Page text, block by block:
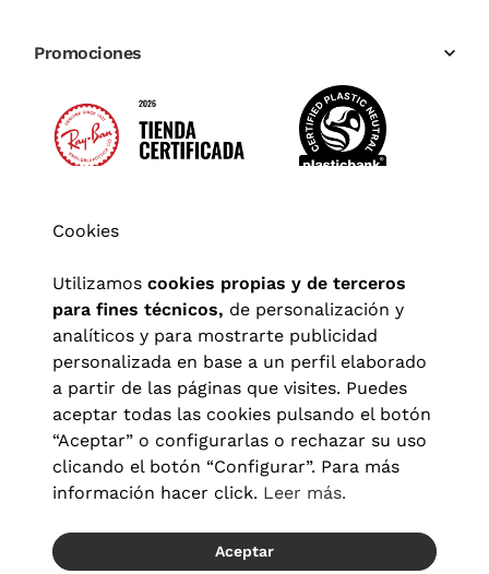
Promociones
Aviso legal| Política de privacidad Términos y condiciones
Política de cookies|Configuración de cookies
© 2026 Visionlab España
Cookies
Utilizamos cookies propias y de terceros
para fines técnicos, de personalización y
analíticos y para mostrarte publicidad
personalizada en base a un perfil elaborado
a partir de las páginas que visites. Puedes
aceptar todas las cookies pulsando el botón
“Aceptar” o configurarlas o rechazar su uso
clicando el botón “Configurar”. Para más
información hacer click. Leer más.
Aceptar